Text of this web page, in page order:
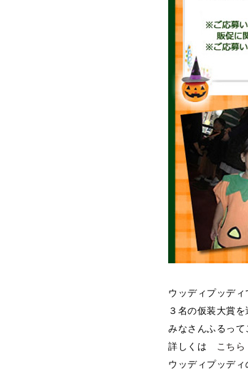
ウッディプッデ
３名の仮装大賞
みなさんふるって
詳しくは こちら
ウッディプッデ